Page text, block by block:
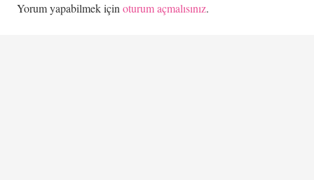
Yorum yapabilmek için oturum açmalısınız.